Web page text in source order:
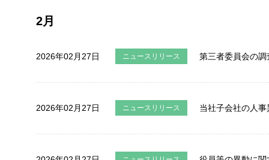
2月
2026年02月27日 ニュースリリース 第三者委員会の
2026年02月27日 ニュースリリース 当社子会社の人